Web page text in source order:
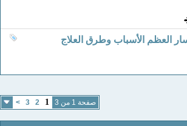
العظم الأسباب وطرق العلاج
صفحة 1 من 3 2
3
>